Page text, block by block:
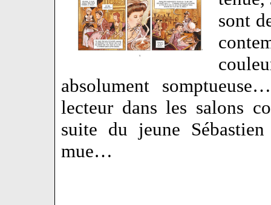
sont
absolument
lecteur dans les salons
suite du jeune
mue…